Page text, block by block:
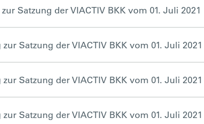
Satzung der VIACTIV BKK vom 01. Juli 2021
Satzung der VIACTIV BKK vom 01. Juli 2021
Satzung der VIACTIV BKK vom 01. Juli 2021
Satzung der VIACTIV BKK vom 01. Juli 2021